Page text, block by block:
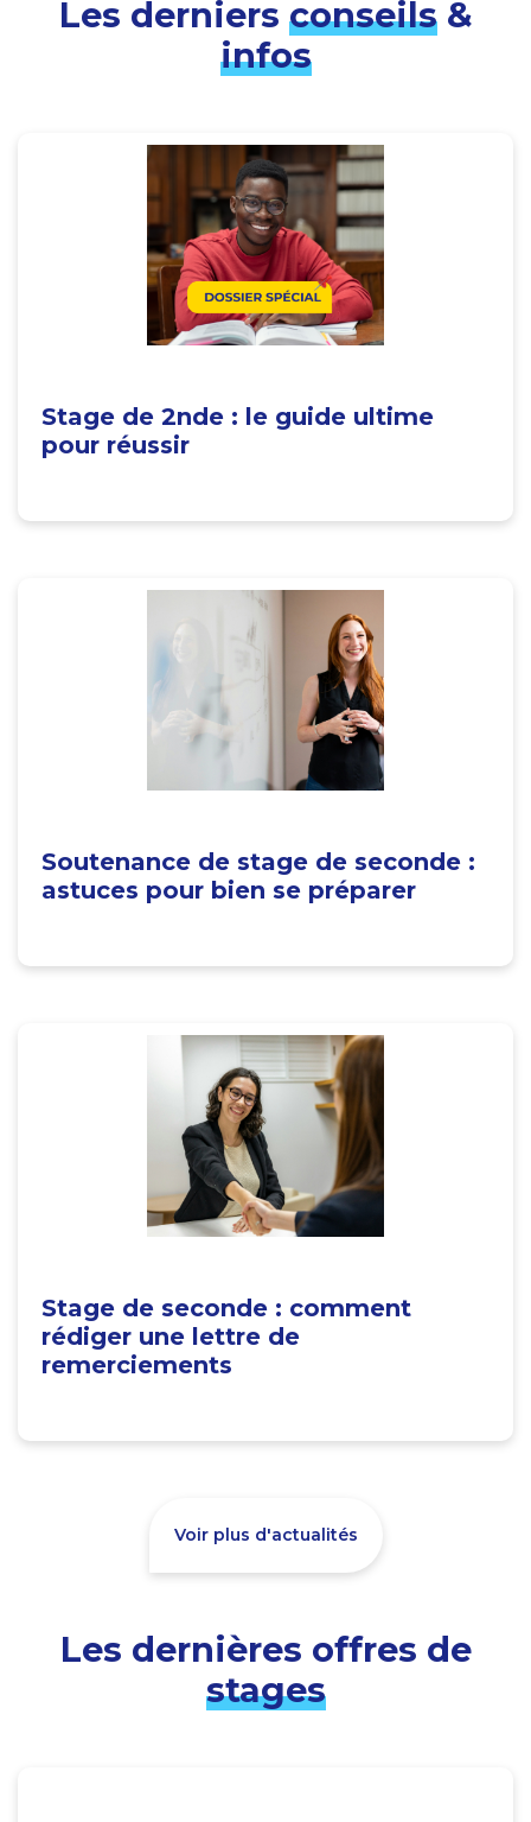
Les derniers conseils&
infos
Stage de 2nde : le guide ultime
pour réussir
Soutenance de stage de seconde :
astuces pour bien se préparer
Stage de seconde : comment
rédiger une lettre de
remerciements
Voir plus d'actualités
Les dernières offres de
stages